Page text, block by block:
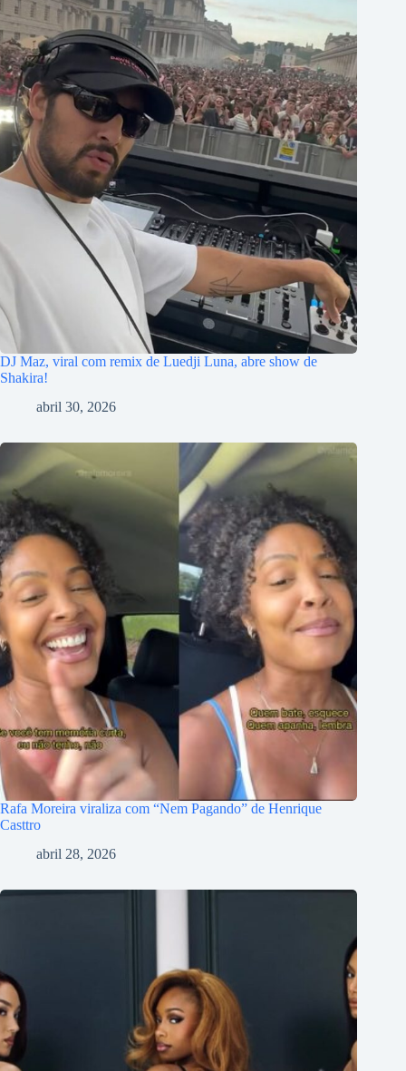
DJ Maz, viral com remix de Luedji Luna, abre show de
Shakira!
abril 30, 2026
Rafa Moreira viraliza com “Nem Pagando” de Henrique
Casttro
abril 28, 2026